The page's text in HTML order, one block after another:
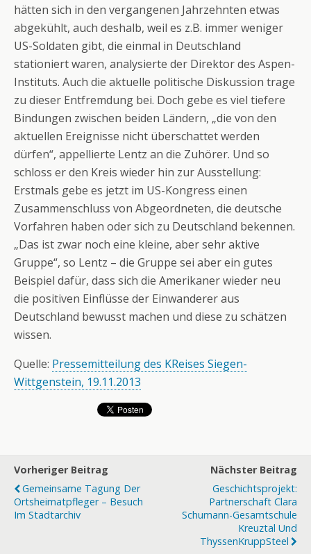
hätten sich in den vergangenen Jahrzehnten etwas
abgekühlt, auch deshalb, weil es z.B. immer weniger
US-Soldaten gibt, die einmal in Deutschland
stationiert waren, analysierte der Direktor des Aspen-
Instituts. Auch die aktuelle politische Diskussion trage
zu dieser Entfremdung bei. Doch gebe es viel tiefere
Bindungen zwischen beiden Ländern, „die von den
aktuellen Ereignisse nicht überschattet werden
dürfen“, appellierte Lentz an die Zuhörer. Und so
schloss er den Kreis wieder hin zur Ausstellung:
Erstmals gebe es jetzt im US-Kongress einen
Zusammenschluss von Abgeordneten, die deutsche
Vorfahren haben oder sich zu Deutschland bekennen.
„Das ist zwar noch eine kleine, aber sehr aktive
Gruppe“, so Lentz – die Gruppe sei aber ein gutes
Beispiel dafür, dass sich die Amerikaner wieder neu
die positiven Einflüsse der Einwanderer aus
Deutschland bewusst machen und diese zu schätzen
wissen.
Quelle: Pressemitteilung des KReises Siegen-
Wittgenstein, 19.11.2013
Vorheriger Beitrag
Gemeinsame Tagung Der
Ortsheimatpfleger – Besuch
Im Stadtarchiv
Nächster Beitrag
Geschichtsprojekt:
Partnerschaft Clara
Schumann-Gesamtschule
Kreuztal Und
ThyssenKruppSteel